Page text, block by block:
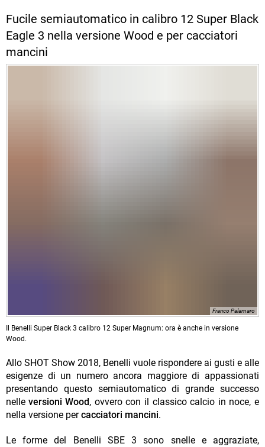
Fucile semiautomatico in calibro 12 Super Black
Eagle 3 nella versione Wood e per cacciatori
mancini
Franco Palamaro
Il Benelli Super Black 3 calibro 12 Super Magnum: ora è anche in versione
Wood.
Allo SHOT Show 2018, Benelli vuole rispondere ai gusti e alle
esigenze di un numero ancora maggiore di appassionati
presentando questo semiautomatico di grande successo
nelle versioni Wood, ovvero con il classico calcio in noce, e
nella versione percacciatori mancini.
Le forme del Benelli SBE 3 sono snelle e aggraziate,